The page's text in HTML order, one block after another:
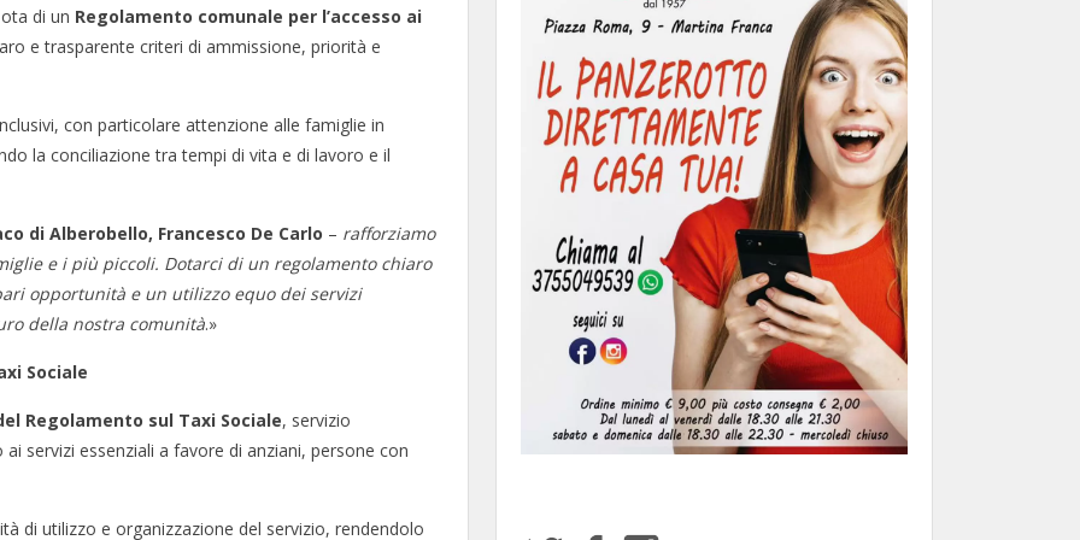
di un Regolamento comunale per l’accesso ai
e trasparente criteri di ammissione, priorità e
con particolare attenzione alle famiglie in
la conciliazione tra tempi di vita e di lavoro e il
di Alberobello, Francesco De Carlo – rafforziamo
e i più piccoli. Dotarci di un regolamento chiaro
opportunità e un utilizzo equo dei servizi
della nostra comunità.»
Sociale
Regolamento sul Taxi Sociale, servizio
servizi essenziali a favore di anziani, persone con
di utilizzo e organizzazione del servizio, rendendolo